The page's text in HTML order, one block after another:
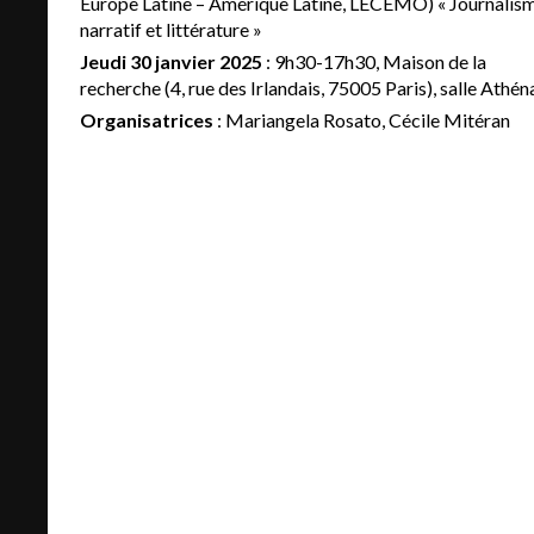
narratif et littérature »
Jeudi 30 janvier 2025 : 9h30-17h30, Maison de la
recherche (4, rue des Irlandais, 75005 Paris), salle
Organisatrices : Mariangela Rosato, Cécile Mitéran